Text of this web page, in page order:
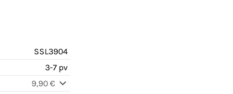
SSL3904
3-7 pv
9,90 €